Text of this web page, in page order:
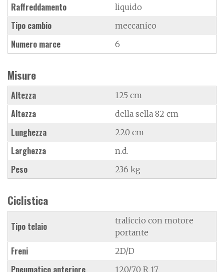
Raffreddamento liquido
Tipo cambio meccanico
Numero marce 6
Misure
Altezza 125 cm
Altezza della sella 82 cm
Lunghezza 220 cm
Larghezza n.d.
Peso 236 kg
Ciclistica
Tipo telaio
traliccio con motore
portante
Freni 2D/D
Pneumatico anteriore 120/70 R 17